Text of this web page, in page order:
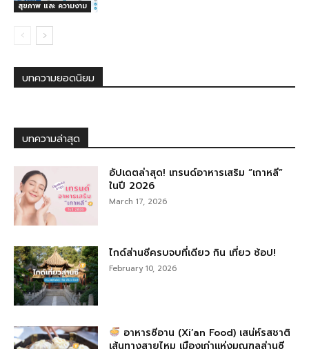
สุขภาพ และ ความงาม
บทความยอดนิยม
บทความล่าสุด
อัปเดตล่าสุด! เทรนด์อาหารเสริม “เกาหลี”
ในปี 2026
March 17, 2026
ไกด์ส่านซีครบจบที่เดียว กิน เที่ยว ช้อป!
February 10, 2026
อาหารซีอาน (Xi’an Food) เสน่ห์รสชาติ
เส้นทางสายไหม เมืองเก่าแห่งมณฑลส่านซี